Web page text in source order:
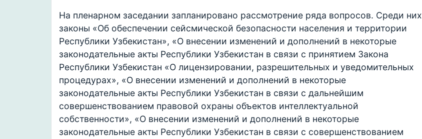
На пленарном заседании запланировано рассмотрение ряда вопросов. Среди них
законы «Об обеспечении сейсмической безопасности населения и территории
Республики Узбекистан», «О внесении изменений и дополнений в некоторые
законодательные акты Республики Узбекистан в связи с принятием Закона
Республики Узбекистан «О лицензировании, разрешительных и уведомительных
процедурах», «О внесении изменений и дополнений в некоторые
законодательные акты Республики Узбекистан в связи с дальнейшим
совершенствованием правовой охраны объектов интеллектуальной
собственности», «О внесении изменений и дополнений в некоторые
законодательные акты Республики Узбекистан в связи с совершенствованием